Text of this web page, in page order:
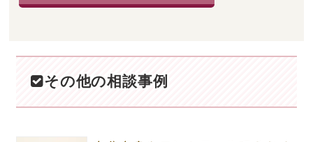
その他の相談事例